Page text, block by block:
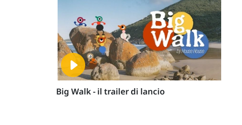
Big Walk - il trailer di lancio